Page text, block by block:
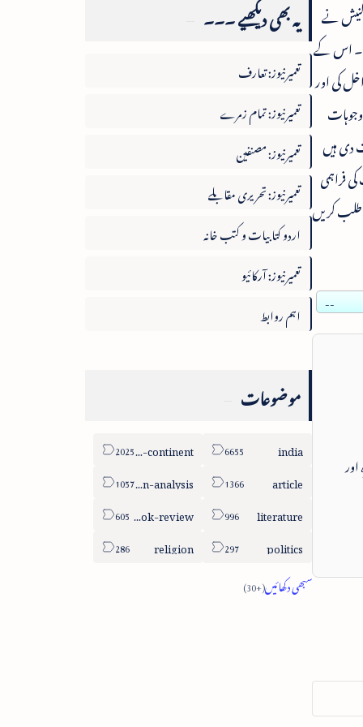
نے
اس کے
کی اور
معلومات دی ہیں
فراہمی
طلب کریں
--
یہ بھی دیکھیے ۔۔۔
تعمیرنیوز: تعارف
تعمیرنیوز: تمام زمرے
تعمیرنیوز: مصنفین
تعمیرنیوز: تحریری مقابلے
اردو کتابیات و کتب خانہ
تعمیرنیوز: آرکائیو
اہم روابط
موضوعات
india
sub-continent
article
column-analysis
literature
book-review
politics
religion